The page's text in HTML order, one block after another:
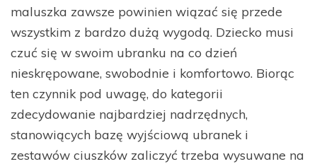
maluszka zawsze powinien wiązać się przede
wszystkim z bardzo dużą wygodą. Dziecko musi
czuć się w swoim ubranku na co dzień
nieskrępowane, swobodnie i komfortowo. Biorąc
ten czynnik pod uwagę, do kategorii
zdecydowanie najbardziej nadrzędnych,
stanowiących bazę wyjściową ubranek i
zestawów ciuszków zaliczyć trzeba wysuwane na